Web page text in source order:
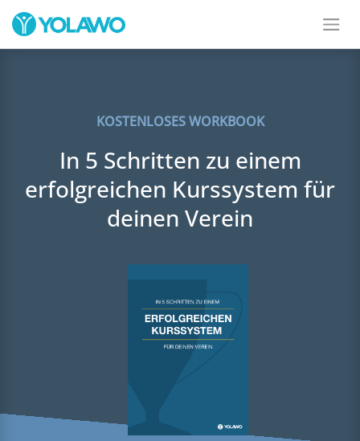
KOSTENLOSES WORKBOOK
In 5 Schritten zu einem
erfolgreichen Kurssystem für
deinen Verein